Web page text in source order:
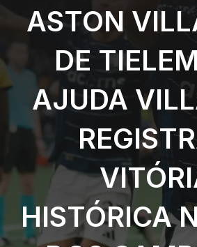
ASTON
DE
AJUDA
HISTÓRICA